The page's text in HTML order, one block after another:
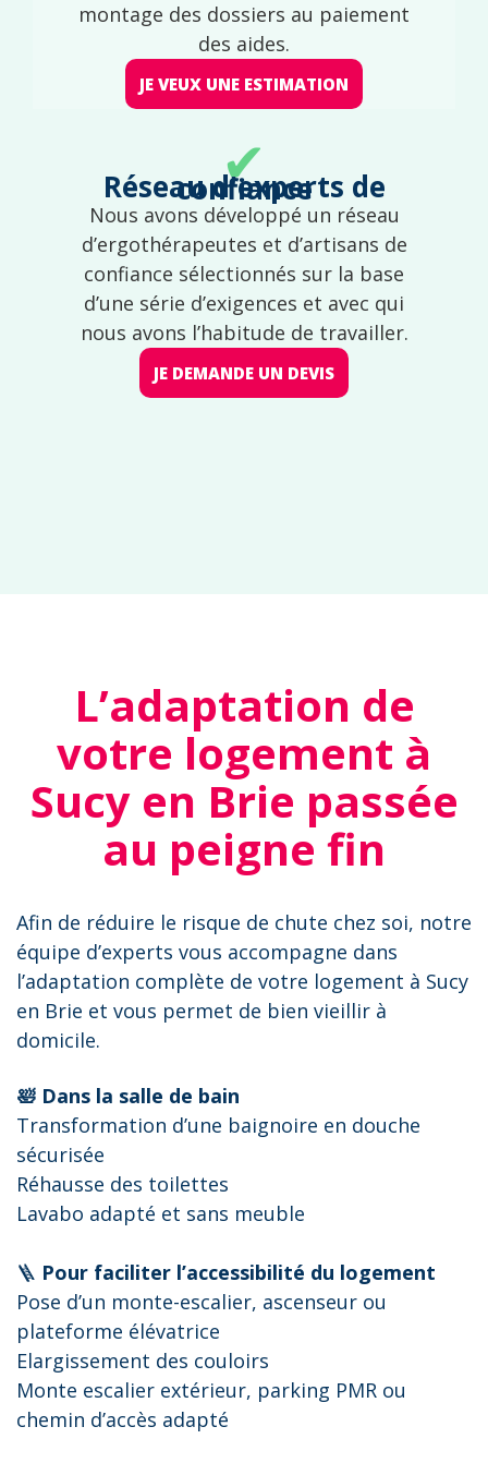
montage des dossiers au paiement
des aides.
JE VEUX UNE ESTIMATION
✔
Réseau d'experts de confiance
Nous avons développé un réseau
d’ergothérapeutes et d’artisans de
confiance sélectionnés sur la base
d’une série d’exigences et avec qui
nous avons l’habitude de travailler.
JE DEMANDE UN DEVIS
L’adaptation de
votre logement à
Sucy en Brie passée
au peigne fin
Afin de réduire le risque de chute chez soi, notre
équipe d’experts vous accompagne dans
l’adaptation complète de votre logement à Sucy
en Brie et vous permet de bien vieillir à
domicile.
🛀 Dans la salle de bain
Transformation d’une baignoire en douche
sécurisée
Réhausse des toilettes
Lavabo adapté et sans meuble
🪜 Pour faciliter l’accessibilité du logement
Pose d’un monte-escalier, ascenseur ou
plateforme élévatrice
Elargissement des couloirs
Monte escalier extérieur, parking PMR ou
chemin d’accès adapté